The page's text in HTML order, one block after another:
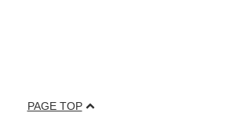
PAGE TOP